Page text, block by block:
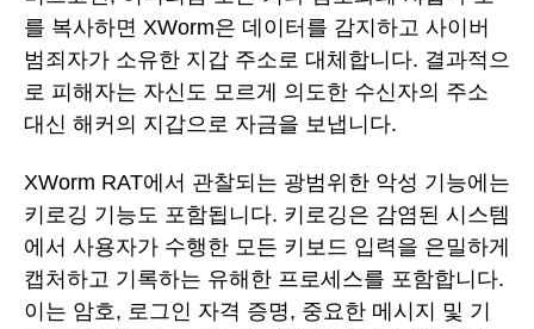
를 복사하면 XWorm은 데이터를 감지하고 사이버
범죄자가 소유한 지갑 주소로 대체합니다. 결과적으
로 피해자는 자신도 모르게 의도한 수신자의 주소
대신 해커의 지갑으로 자금을 보냅니다.
XWorm RAT에서 관찰되는 광범위한 악성 기능에는
키로깅 기능도 포함됩니다. 키로깅은 감염된 시스템
에서 사용자가 수행한 모든 키보드 입력을 은밀하게
캡처하고 기록하는 유해한 프로세스를 포함합니다.
이는 암호, 로그인 자격 증명, 중요한 메시지 및 기